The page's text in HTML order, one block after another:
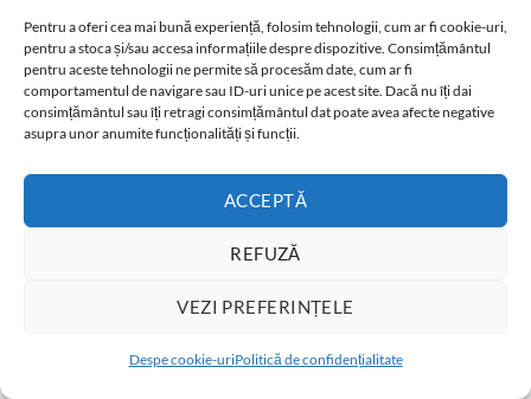
Pentru a oferi cea mai bună experiență, folosim tehnologii, cum ar fi cookie-uri,
pentru a stoca și/sau accesa informațiile despre dispozitive. Consimțământul
pentru aceste tehnologii ne permite să procesăm date, cum ar fi
comportamentul de navigare sau ID-uri unice pe acest site. Dacă nu îți dai
consimțământul sau îți retragi consimțământul dat poate avea afecte negative
asupra unor anumite funcționalități și funcții.
ACCEPTĂ
REFUZĂ
VEZI PREFERINȚELE
Despe cookie-uriPolitică de confidențialitate
ADĂUGAȚI ÎN COȘ